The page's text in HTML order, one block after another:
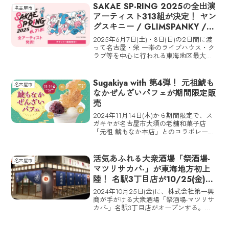
名古屋市
SAKAE SP-RING 2025の全出演
アーティスト313組が決定！ ヤン
グスキニー / GLIMSPANKY /
Aooo / Mega Shinnosukeほか
2025年6月7日(土)・8日(日)の2日間に渡
って名古屋・栄 一帯のライブハウス・ク
ラブ等を中心に行われる東海地区最大の
組が決定した。全出演アー...
名古屋市
Sugakiya with 第4弾！ 元祖鯱も
なかぜんざいパフェが期間限定販
売
2024年11月14日(木)から期間限定で、ス
ガキヤが名古屋市大須の老舗和菓子店
「元祖 鯱もなか本店」とのコラボレーシ
名古屋市
活気あふれる大衆酒場「祭酒場-
マツリサカバ-」が東海地方初上
陸！ 名駅3丁目店が10/25(金)オ
ープン
2024年10月25日(金)に、株式会社第一興
商が手がける大衆酒場「祭酒場-マツリサ
カバ-」名駅3丁目店がオープンする。